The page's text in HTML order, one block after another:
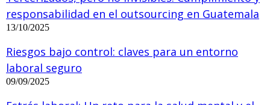
responsabilidad en el outsourcing en Guatemala
13/10/2025
Riesgos bajo control: claves para un entorno
laboral seguro
09/09/2025